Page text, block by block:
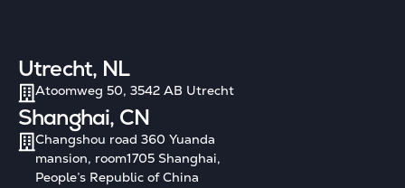
Utrecht, NL
Atoomweg 50, 3542 AB Utrecht
Shanghai, CN
Changshou road 360 Yuanda
mansion, room1705 Shanghai,
People’s Republic of China